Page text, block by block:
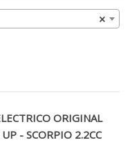
×
ORIGINAL
- SCORPIO 2.2CC